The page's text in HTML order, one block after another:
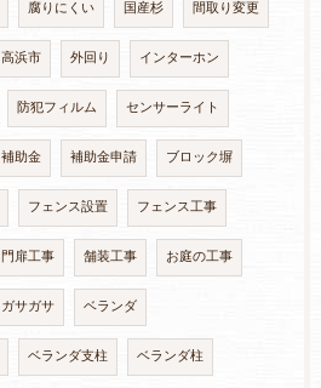
腐りにくい 国産杉 間取り変更
高浜市 外回り インターホン
防犯フィルム センサーライト
補助金 補助金申請 ブロック塀
フェンス設置 フェンス工事
門扉工事 舗装工事 お庭の工事
ガサガサ ベランダ
ベランダ支柱 ベランダ柱